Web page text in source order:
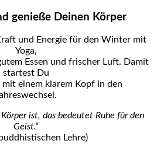
genieße Deinen Körper
und Energie für den Winter mit
Yoga,
Essen und frischer Luft. Damit
startest Du
mit einem klarem Kopf in den
ist, das bedeutet Ruhe für den
Geist.“
Lehre)